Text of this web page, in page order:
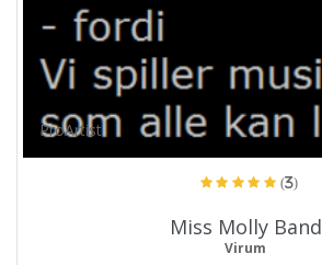
ProArtist
(3)
Miss Molly Band
Virum